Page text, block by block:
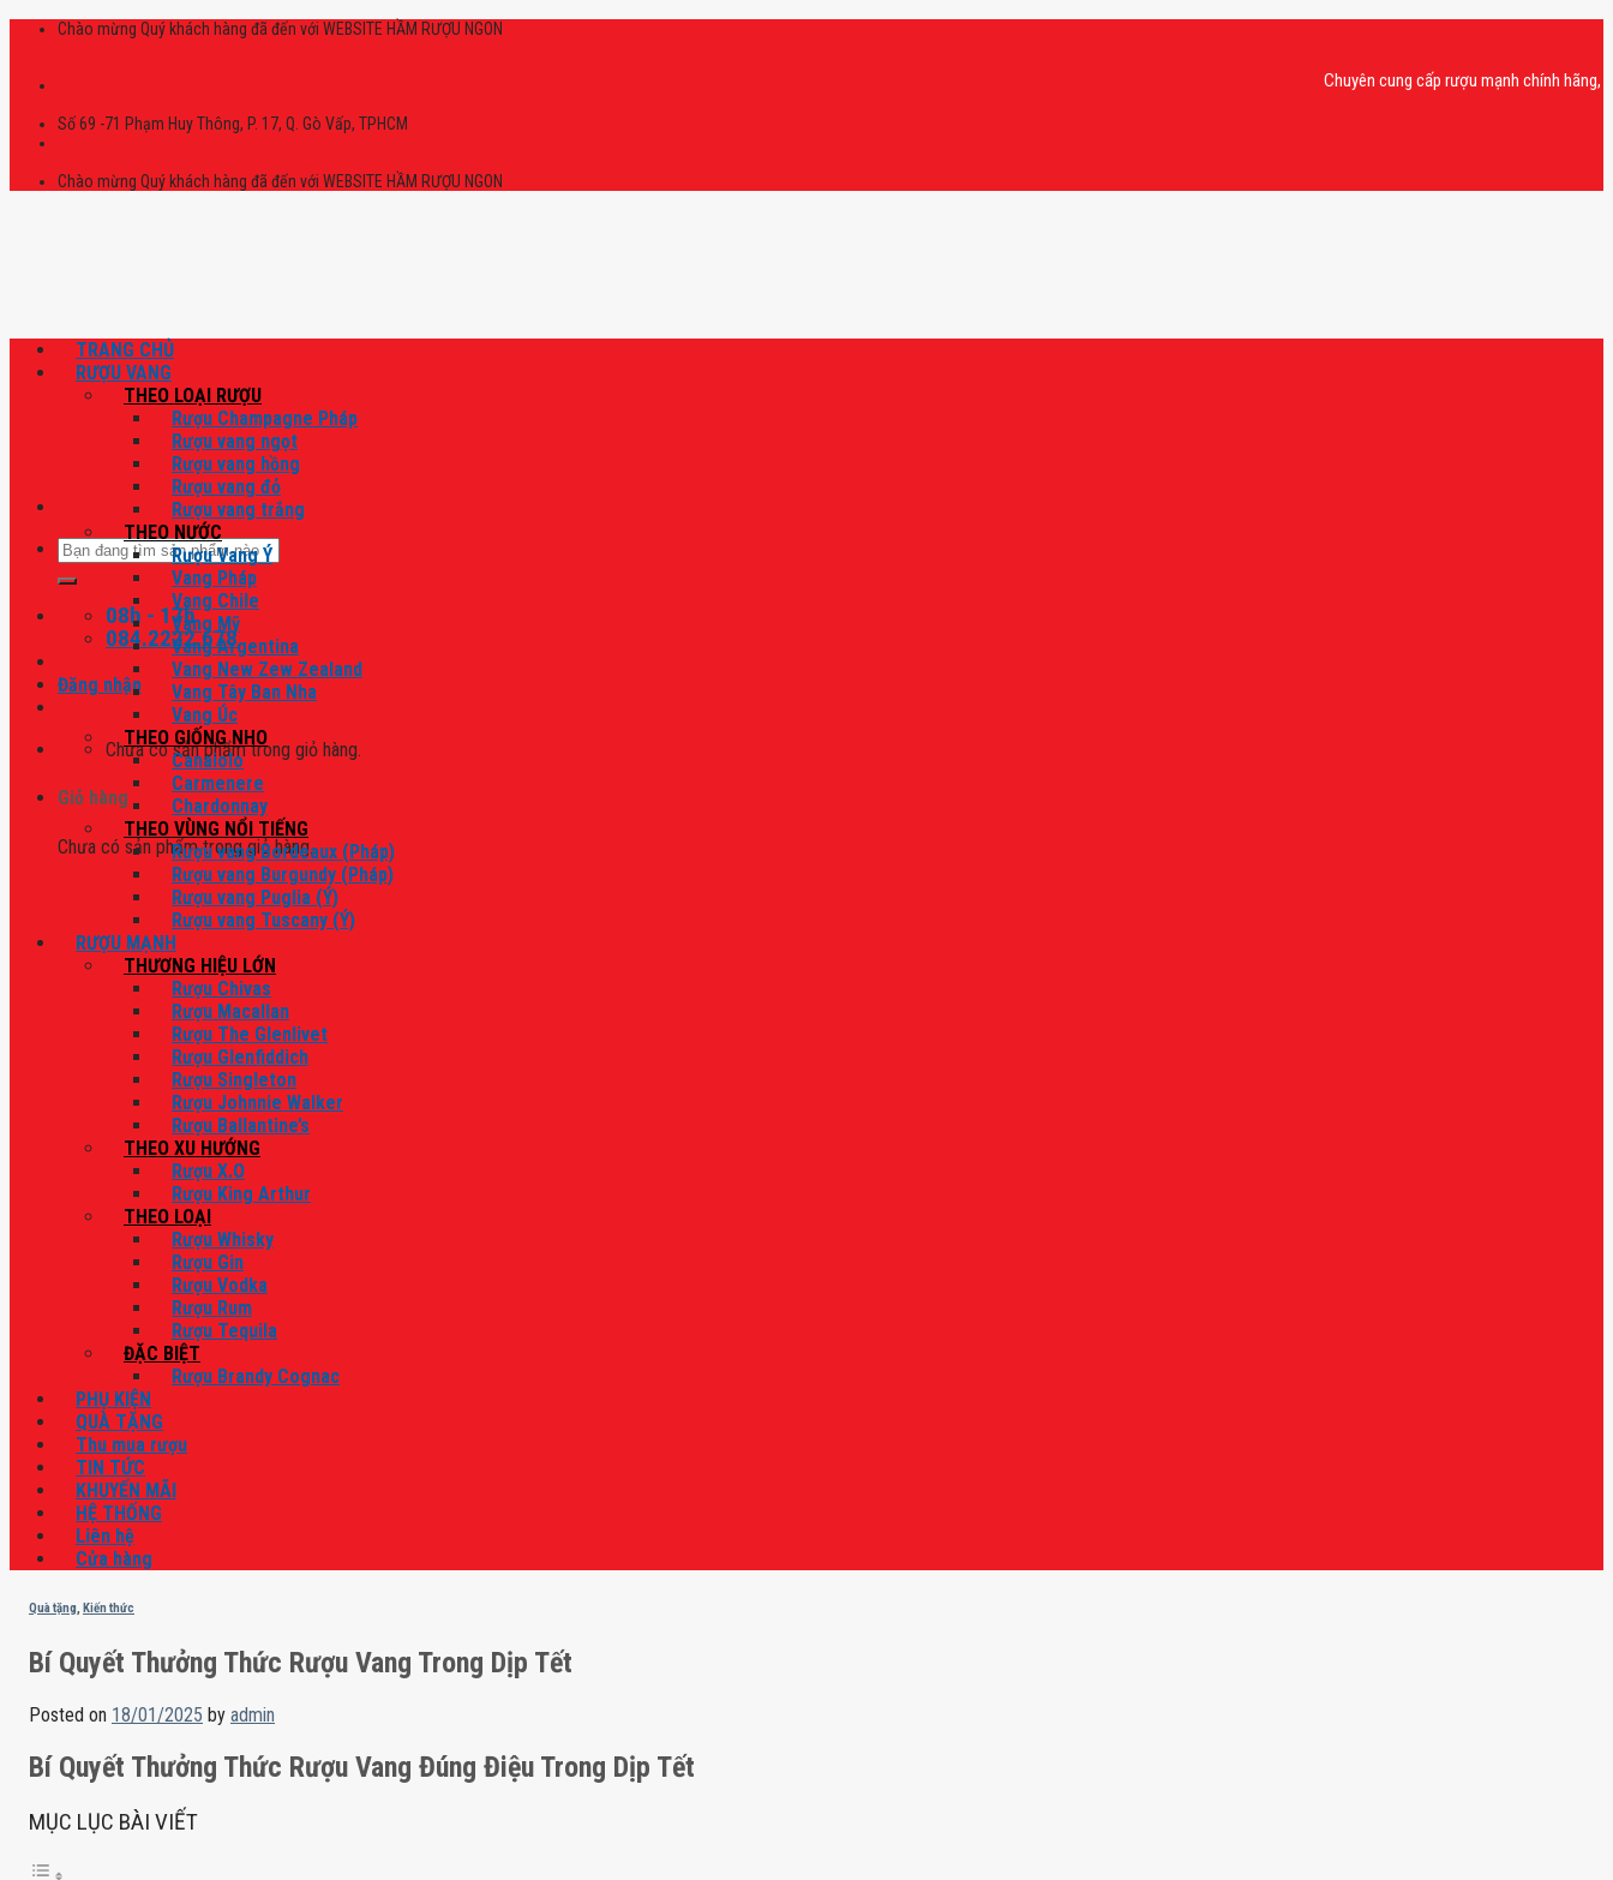
Skip
Chào mừng Quý khách hàng đã đến với WEBSITE HẦM RƯỢU NGON
Chuyên cung cấp rượu mạnh chính hãng, rượu
Số 69 -71 Phạm Huy Thông, P. 17, Q. Gò Vấp, TPHCM
Chào mừng Quý khách hàng đã đến với WEBSITE HẦM RƯỢU NGON
Tìm
kiếm:
08h - 17h
084.2222.678
Đăng nhập
Chưa có sản phẩm trong giỏ hàng.
Giỏ hàng
Chưa có sản phẩm trong giỏ hàng.
TRANG CHỦ
RƯỢU VANG
THEO LOẠI RƯỢU
Rượu Champagne Pháp
Rượu vang ngọt
Rượu vang hồng
Rượu vang đỏ
Rượu vang trắng
THEO NƯỚC
Rượu Vang Ý
Vang Pháp
Vang Chile
Vang Mỹ
Vang Argentina
Vang New Zew Zealand
Vang Tây Ban Nha
Vang Úc
THEO GIỐNG NHO
Canaiolo
Carmenere
Chardonnay
THEO VÙNG NỔI TIẾNG
Rượu vang Bordeaux (Pháp)
Rượu vang Burgundy (Pháp)
Rượu vang Puglia (Ý)
Rượu vang Tuscany (Ý)
RƯỢU MẠNH
THƯƠNG HIỆU LỚN
Rượu Chivas
Rượu Macallan
Rượu The Glenlivet
Rượu Glenfiddich
Rượu Singleton
Rượu Johnnie Walker
Rượu Ballantine’s
THEO XU HƯỚNG
Rượu X.O
Rượu King Arthur
THEO LOẠI
Rượu Whisky
Rượu Gin
Rượu Vodka
Rượu Rum
Rượu Tequila
ĐẶC BIỆT
Rượu Brandy Cognac
PHỤ KIỆN
QUÀ TẶNG
Thu mua rượu
TIN TỨC
KHUYẾN MÃI
HỆ THỐNG
Liên hệ
Cửa hàng
Quà tặng, Kiến thức
Bí Quyết Thưởng Thức Rượu Vang Trong Dịp Tết
Posted on 18/01/2025 by admin
Bí Quyết Thưởng Thức Rượu Vang Đúng Điệu Trong Dịp Tết
MỤC LỤC BÀI VIẾT